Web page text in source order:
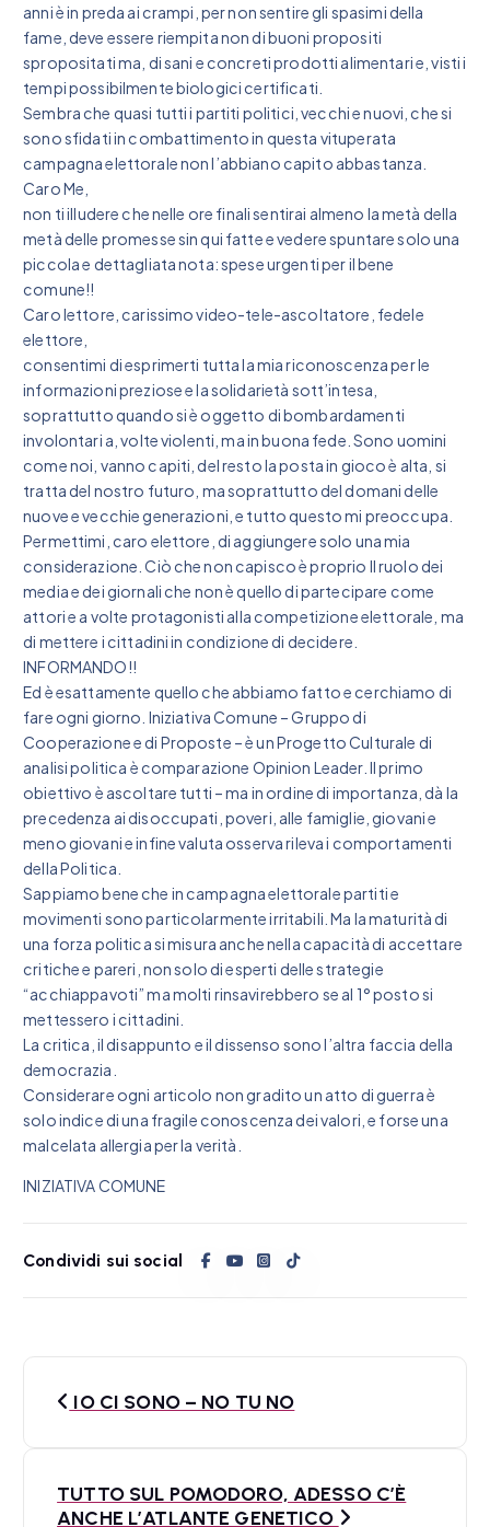
anni è in preda ai crampi, per non sentire gli spasimi della
fame, deve essere riempita non di buoni propositi
spropositati ma, di sani e concreti prodotti alimentari e, visti i
tempi possibilmente biologici certificati.
Sembra che quasi tutti i partiti politici, vecchi e nuovi, che si
sono sfidati in combattimento in questa vituperata
campagna elettorale non l’abbiano capito abbastanza.
Caro Me,
non ti illudere che nelle ore finali sentirai almeno la metà della
metà delle promesse sin qui fatte e vedere spuntare solo una
piccola e dettagliata nota: spese urgenti per il bene
comune!!
Caro lettore, carissimo video-tele-ascoltatore, fedele
elettore,
consentimi di esprimerti tutta la mia riconoscenza per le
informazioni preziose e la solidarietà sott’intesa,
soprattutto quando si è oggetto di bombardamenti
involontari a, volte violenti, ma in buona fede. Sono uomini
come noi, vanno capiti, del resto la posta in gioco è alta, si
tratta del nostro futuro, ma soprattutto del domani delle
nuove e vecchie generazioni, e tutto questo mi preoccupa.
Permettimi, caro elettore, di aggiungere solo una mia
considerazione. Ciò che non capisco è proprio Il ruolo dei
media e dei giornali che non è quello di partecipare come
attori e a volte protagonisti alla competizione elettorale, ma
di mettere i cittadini in condizione di decidere.
INFORMANDO!!
Ed è esattamente quello che abbiamo fatto e cerchiamo di
fare ogni giorno. Iniziativa Comune – Gruppo di
Cooperazione e di Proposte – è un Progetto Culturale di
analisi politica è comparazione Opinion Leader. Il primo
obiettivo è ascoltare tutti – ma in ordine di importanza, dà la
precedenza ai disoccupati, poveri, alle famiglie, giovani e
meno giovani e infine valuta osserva rileva i comportamenti
della Politica.
Sappiamo bene che in campagna elettorale partiti e
movimenti sono particolarmente irritabili. Ma la maturità di
una forza politica si misura anche nella capacità di accettare
critiche e pareri, non solo di esperti delle strategie
“acchiappavoti” ma molti rinsavirebbero se al 1° posto si
mettessero i cittadini.
La critica, il disappunto e il dissenso sono l’altra faccia della
democrazia.
Considerare ogni articolo non gradito un atto di guerra è
solo indice di una fragile conoscenza dei valori, e forse una
malcelata allergia per la verità.
INIZIATIVA COMUNE
Condividi sui social
IO CI SONO – NO TU NO
TUTTO SUL POMODORO, ADESSO C’È
ANCHE L’ATLANTE GENETICO